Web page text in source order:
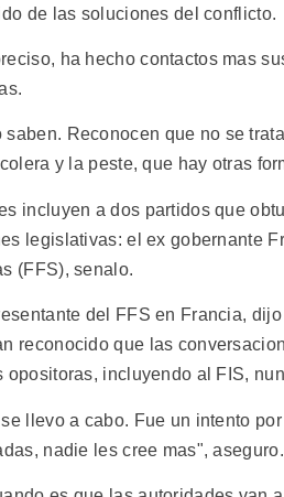
de las soluciones del conflicto.
ha hecho contactos mas
saben. Reconocen que no se
y la peste, que hay otras
incluyen a dos partidos que
legislativas: el ex gobernante
(FFS), senalo.
del FFS en Francia,
reconocido que las
opositoras, incluyendo al FIS,
llevo a cabo. Fue un intento
nadie les cree mas", aseguro.